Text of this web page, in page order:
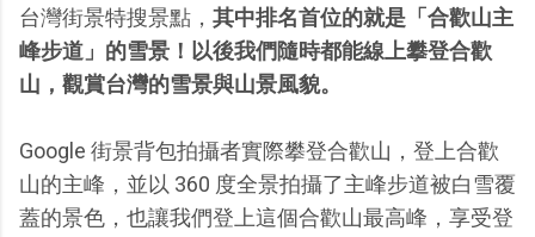
台灣街景特搜景點， 其中排名首位的就是「合歡山主
峰步道」的雪景！以後我們隨時都能線上攀登合歡
山，觀賞台灣的雪景與山景風貌。
Google 街景背包拍攝者實際攀登合歡山，登上合歡
山的主峰，並以 360 度全景拍攝了主峰步道被白雪覆
蓋的景色，也讓我們登上這個合歡山最高峰，享受登